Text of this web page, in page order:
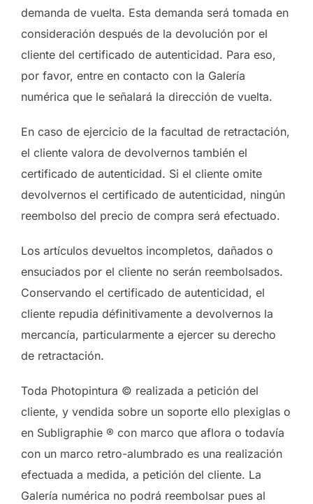
demanda de vuelta. Esta demanda será tomada en
consideración después de la devolución por el
cliente del certificado de autenticidad. Para eso,
por favor, entre en contacto con la Galería
numérica que le señalará la dirección de vuelta.
En caso de ejercicio de la facultad de retractación,
el cliente valora de devolvernos también el
certificado de autenticidad. Si el cliente omite
devolvernos el certificado de autenticidad, ningún
reembolso del precio de compra será efectuado.
Los artículos devueltos incompletos, dañados o
ensuciados por el cliente no serán reembolsados.
Conservando el certificado de autenticidad, el
cliente repudia définitivamente a devolvernos la
mercancía, particularmente a ejercer su derecho
de retractación.
Toda Photopintura © realizada a petición del
cliente, y vendida sobre un soporte ello plexiglas o
en Subligraphie ® con marco que aflora o todavía
con un marco retro-alumbrado es una realización
efectuada a medida, a petición del cliente. La
Galería numérica no podrá reembolsar pues al